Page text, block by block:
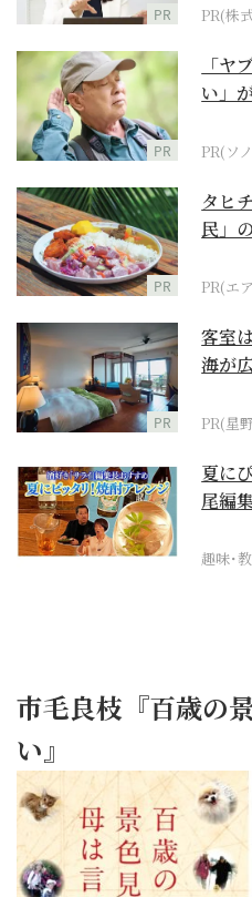
PR PR(株
PR
「ヤ
い」
PR(ソ
PR
タヒ
民」
PR(エ
PR
客室
海が
PR(星
夏に
尾編
趣味･
市毛良枝『百歳の
い』